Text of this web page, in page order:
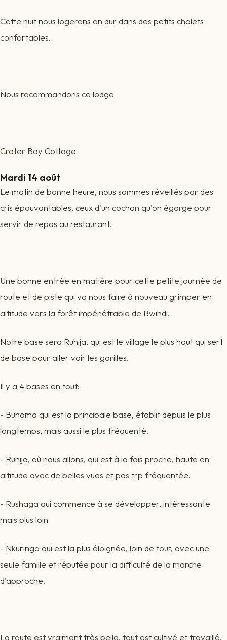
Cette nuit nous logerons en dur dans des petits chalets
confortables.
Nous recommandons ce lodge
Crater Bay Cottage
Mardi 14 août
Le matin de bonne heure, nous sommes réveillés par des
cris épouvantables, ceux d'un cochon qu'on égorge pour
servir de repas au restaurant.
Une bonne entrée en matière pour cette petite journée de
route et de piste qui va nous faire à nouveau grimper en
altitude vers la forêt impénétrable de Bwindi.
Notre base sera Ruhija, qui est le village le plus haut qui sert
de base pour aller voir les gorilles.
Il y a 4 bases en tout:
- Buhoma qui est la principale base, établit depuis le plus
longtemps, mais aussi le plus fréquenté.
- Ruhija, où nous allons, qui est à la fois proche, haute en
altitude avec de belles vues et pas trp fréquentée.
- Rushaga qui commence à se développer, intéressante
mais plus loin
- Nkuringo qui est la plus éloignée, loin de tout, avec une
seule famille et réputée pour la difficulté de la marche
d'approche.
​​La route est vraiment très belle, tout est cultivé et travaillé.